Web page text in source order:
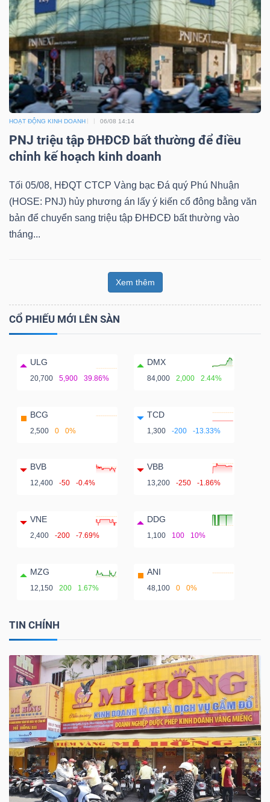
HOẠT ĐỘNG KINH DOANH 06/08 14:14
PNJ triệu tập ĐHĐCĐ bất thường để điều
chỉnh kế hoạch kinh doanh
Tối 05/08, HĐQT CTCP Vàng bạc Đá quý Phú Nhuận
(HOSE: PNJ) hủy phương án lấy ý kiến cổ đông bằng văn
bản để chuyển sang triệu tập ĐHĐCĐ bất thường vào
tháng...
Xem thêm
CỔ PHIẾU MỚI LÊN SÀN
ULG
20,700 5,900 39.86%
DMX
84,000 2,000 2.44%
BCG
2,500 0 0%
TCD
1,300 -200 -13.33%
BVB
12,400 -50 -0.4%
VBB
13,200 -250 -1.86%
VNE
2,400 -200 -7.69%
DDG
1,100 100 10%
MZG
12,150 200 1.67%
ANI
48,100 0 0%
TIN CHÍNH